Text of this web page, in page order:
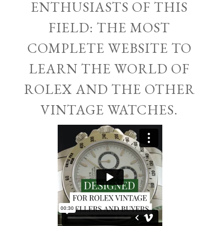
ENTHUSIASTS OF THIS
FIELD: THE MOST
COMPLETE WEBSITE TO
LEARN THE WORLD OF
ROLEX AND THE OTHER
VINTAGE WATCHES.